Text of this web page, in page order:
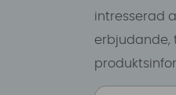
intresserad
erbjudande,